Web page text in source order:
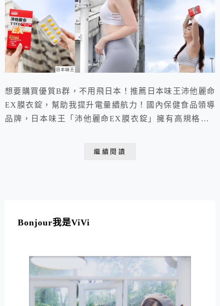
想要購買優質B群，不用飛日本！推薦日本味王沛他麗命
EX膜衣錠，幫助我提升電量續航力！國內保健食品領導
品牌，日本味王「沛他麗命EX膜衣錠」擁有高規格的B
繼續閱讀
Bonjour我是ViVi